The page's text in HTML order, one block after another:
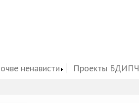
ненависти
Проекты БДИПЧ